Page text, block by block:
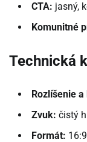
CTA: jasný,
Komunitné
Technická
Rozlíšenie
Zvuk: čistý
Formát: